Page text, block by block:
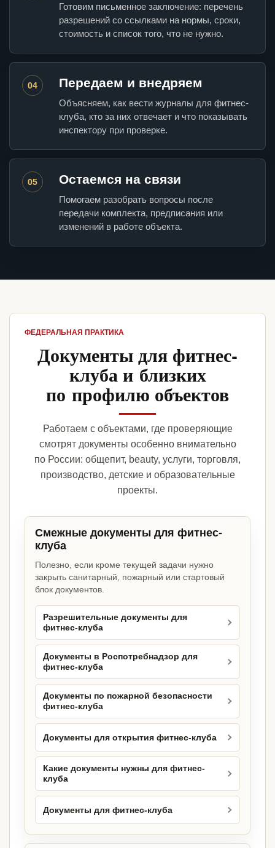
Готовим письменное заключение: перечень
разрешений со ссылками на нормы, сроки,
стоимость и список того, что не нужно.
04 Передаем и внедряем
Объясняем, как вести журналы для фитнес-
клуба, кто за них отвечает и что показывать
инспектору при проверке.
05 Остаемся на связи
Помогаем разобрать вопросы после
передачи комплекта, предписания или
изменений в работе объекта.
ФЕДЕРАЛЬНАЯ ПРАКТИКА
Документы для фитнес-
клуба и близких
по профилю объектов
Работаем с объектами, где проверяющие
смотрят документы особенно внимательно
по России: общепит, beauty, услуги, торговля,
производство, детские и образовательные
проекты.
Смежные документы для фитнес-
клуба
Полезно, если кроме текущей задачи нужно
закрыть санитарный, пожарный или стартовый
блок документов.
Разрешительные документы для
фитнес-клуба
Документы в Роспотребнадзор для
фитнес-клуба
Документы по пожарной безопасности
фитнес-клуба
Документы для открытия фитнес-клуба
Какие документы нужны для фитнес-
клуба
Документы для фитнес-клуба